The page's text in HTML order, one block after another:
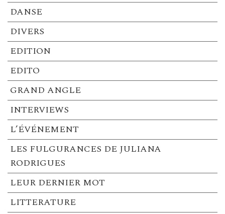
DANSE
DIVERS
EDITION
EDITO
GRAND ANGLE
INTERVIEWS
L’ÉVÉNEMENT
LES FULGURANCES DE JULIANA
RODRIGUES
LEUR DERNIER MOT
LITTERATURE